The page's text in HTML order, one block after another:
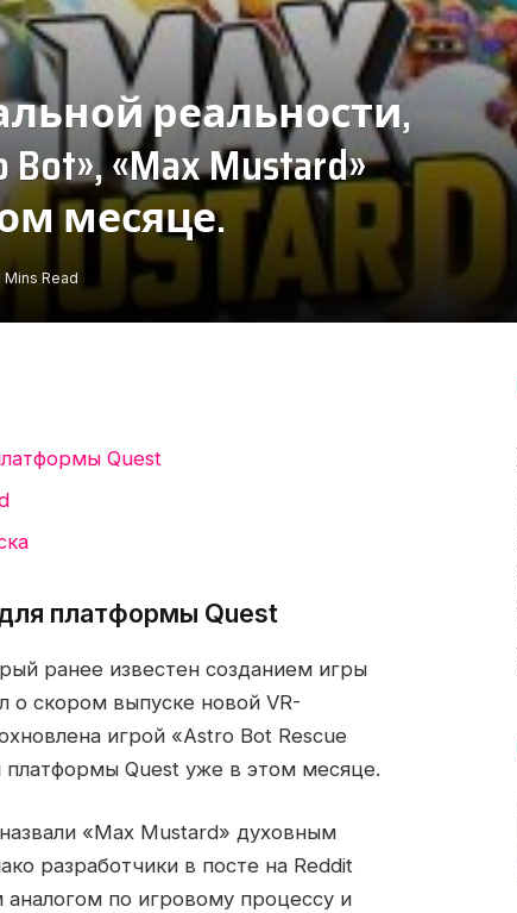
реальности,
«Max Mustard»
месяце.
Mins Read
Quest
платформы Quest
ранее известен созданием игры
о скором выпуске новой VR-
игрой «Astro Bot Rescue
платформы Quest уже в этом месяце.
«Max Mustard» духовным
разработчики в посте на Reddit
по игровому процессу и